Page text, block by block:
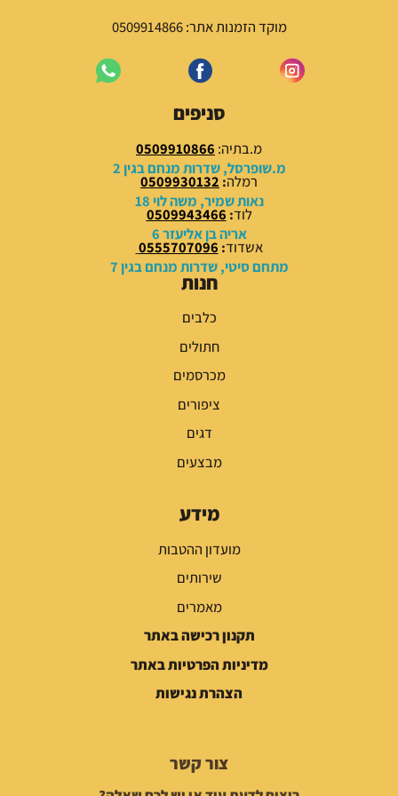
י
:
2
.
0
0
₪
.
ו
0
0
₪
.
מוקד הזמנות אתר: 0509914866
סניפים
מ.בתיה: 0509910866
מ.שופרסל, שדרות מנחם בגין 2
רמלה:
0509930132
נאות שמיר, משה לוי 18
לוד:
0509943466
אריה בן אליעזר 6
אשדוד:
0555707096
מתחם סיטי, שדרות מנחם בגין 7
חנות
כלבים
חתולים
מכרסמים
ציפורים
דגים
מבצעים
מידע
מועדון ההטבות
שירותים
מאמרים
תקנון רכישה באתר
מדיניות הפרטיות באתר
הצהרת נגישות
צור קשר